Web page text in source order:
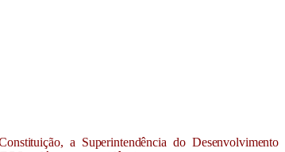
a Superintendência do Desenvolvimento